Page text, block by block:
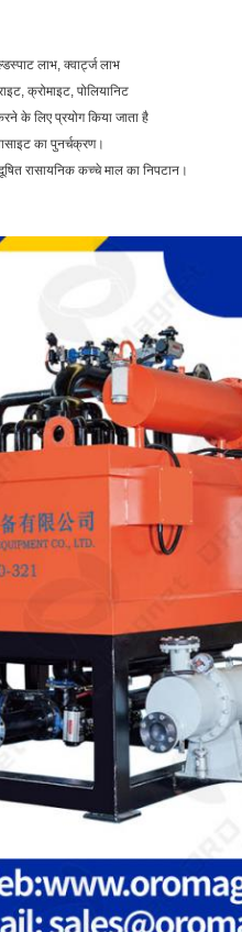
लाभ, क्वार्ट्ज लाभ
क्रोमाइट, पोलियानिट
के लिए प्रयोग किया जाता है
का पुनर्चक्रण।
रासायनिक कच्चे माल का निपटान।